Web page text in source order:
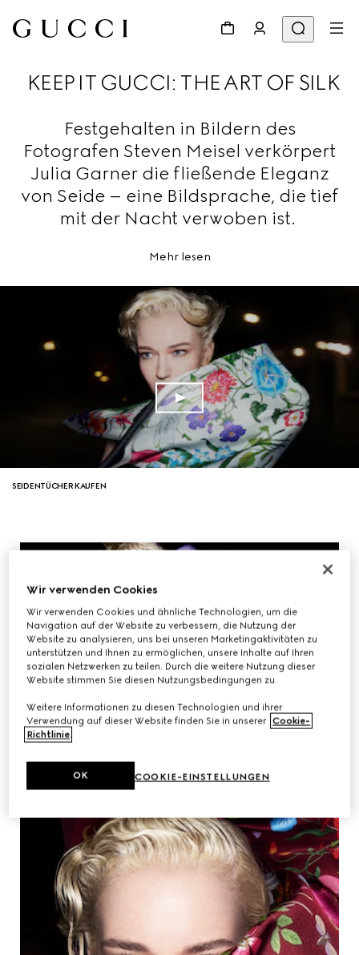
KEEP IT GUCCI: THE ART OF SILK
Festgehalten in Bildern des
Fotografen Steven Meisel verkörpert
Julia Garner die fließende Eleganz
von Seide – eine Bildsprache, die tief
mit der Nacht verwoben ist.
Mehr lesen
SEIDENTÜCHER KAUFEN
Wir verwenden Cookies
Wir verwenden Cookies und ähnliche Technologien, um die
Navigation auf der Website zu verbessern, die Nutzung der
Website zu analysieren, uns bei unseren Marketingaktivitäten zu
unterstützen und Ihnen zu ermöglichen, unsere Inhalte auf Ihren
sozialen Netzwerken zu teilen. Durch die weitere Nutzung dieser
Website stimmen Sie diesen Nutzungsbedingungen zu.
Weitere Informationen zu diesen Technologien und ihrer
Verwendung auf dieser Website finden Sie in unserer Cookie-
Richtlinie.
COOKIE-EINSTELLUNGEN
OK